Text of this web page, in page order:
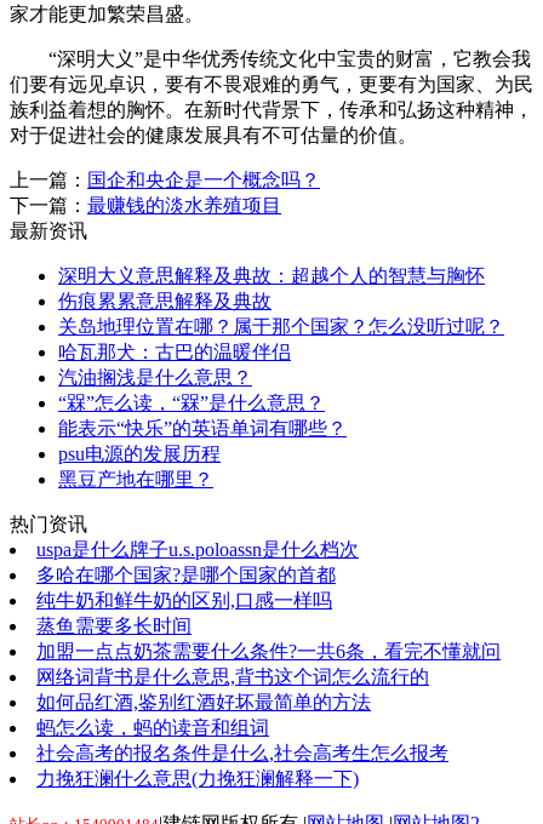
家才能更加繁荣昌盛。
“深明大义”是中华优秀传统文化中宝贵的财富，它教会我
们要有远见卓识，要有不畏艰难的勇气，更要有为国家、为民
族利益着想的胸怀。在新时代背景下，传承和弘扬这种精神，
对于促进社会的健康发展具有不可估量的价值。
上一篇： 国企和央企是一个概念吗？
下一篇： 最赚钱的淡水养殖项目
最新资讯
深明大义意思解释及典故：超越个人的智慧与胸怀
伤痕累累意思解释及典故
关岛地理位置在哪？属于那个国家？怎么没听过呢？
哈瓦那犬：古巴的温暖伴侣
汽油搁浅是什么意思？
“槑”怎么读，“槑”是什么意思？
能表示“快乐”的英语单词有哪些？
psu电源的发展历程
黑豆产地在哪里？
热门资讯
uspa是什么牌子u.s.poloassn是什么档次
多哈在哪个国家?是哪个国家的首都
纯牛奶和鲜牛奶的区别,口感一样吗
蒸鱼需要多长时间
加盟一点点奶茶需要什么条件?一共6条，看完不懂就问
网络词背书是什么意思,背书这个词怎么流行的
如何品红酒,鉴别红酒好坏最简单的方法
蚂怎么读，蚂的读音和组词
社会高考的报名条件是什么,社会高考生怎么报考
力挽狂澜什么意思(力挽狂澜解释一下)